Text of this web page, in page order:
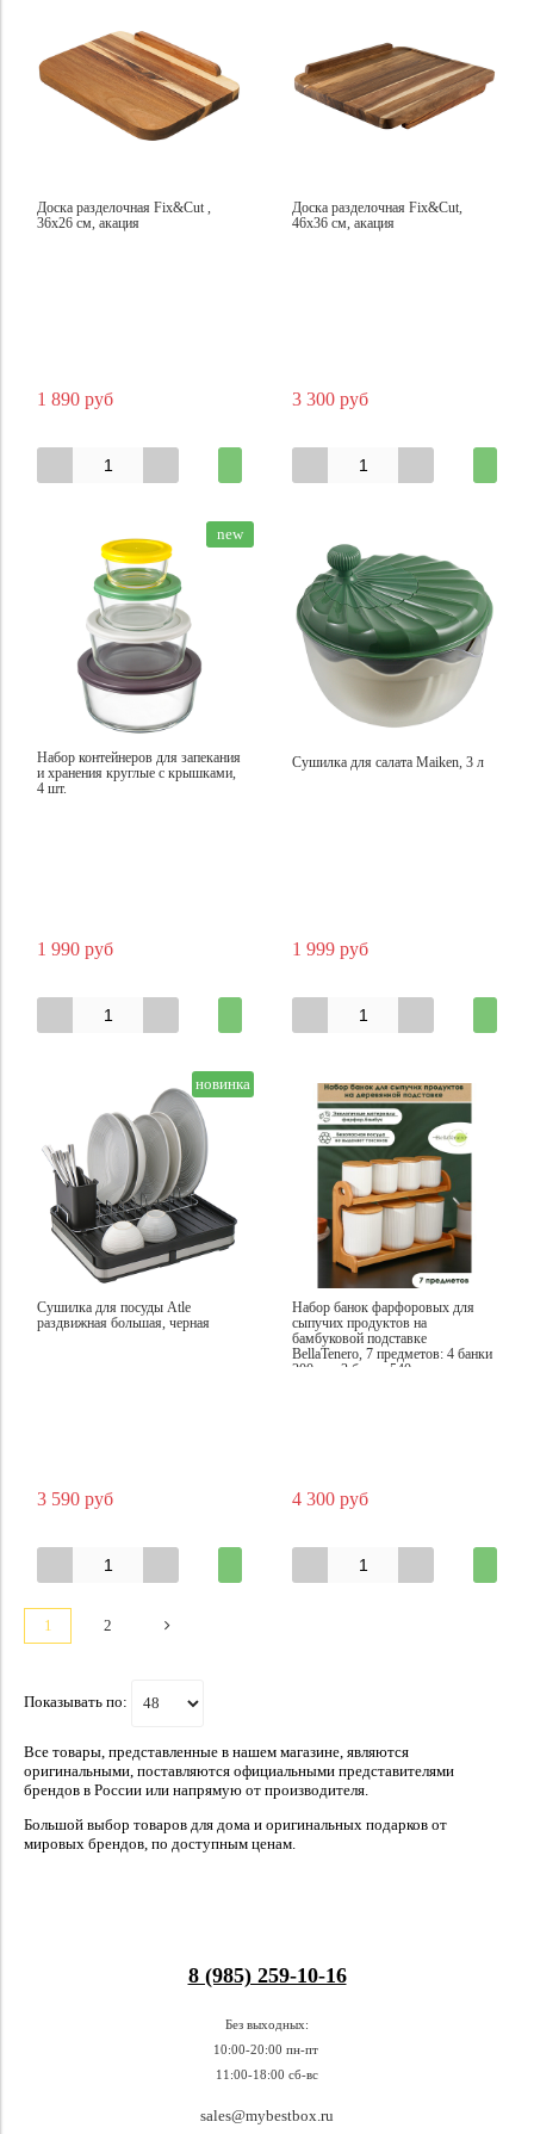
Доска разделочная Fix&Cut ,
36х26 см, акация
1 890 руб
Доска разделочная Fix&Cut,
46х36 см, акация
3 300 руб
new
Набор контейнеров для запекания
и хранения круглые с крышками,
4 шт.
1 990 руб
Сушилка для салата Maiken, 3 л
1 999 руб
новинка
Сушилка для посуды Atle
раздвижная большая, черная
3 590 руб
Набор банок фарфоровых для
сыпучих продуктов на
бамбуковой подставке
BellaTenero, 7 предметов: 4 банки
200 мл, 3 банки 540 мл, цвет
4 300 руб
1 2
Показывать по:
Все товары, представленные в нашем магазине, являются
оригинальными, поставляются официальными представителями
брендов в России или напрямую от производителя.
Большой выбор товаров для дома и оригинальных подарков от
мировых брендов, по доступным ценам.
8 (985) 259-10-16
Без выходных:
10:00-20:00 пн-пт
11:00-18:00 сб-вс
sales@mybestbox.ru